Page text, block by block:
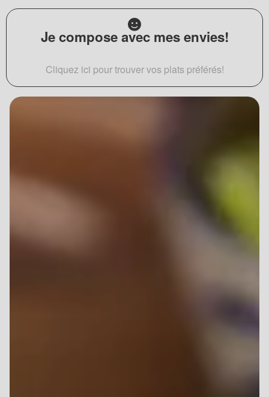
Je compose avec mes envies!
Cliquez ici pour trouver vos plats préférés!